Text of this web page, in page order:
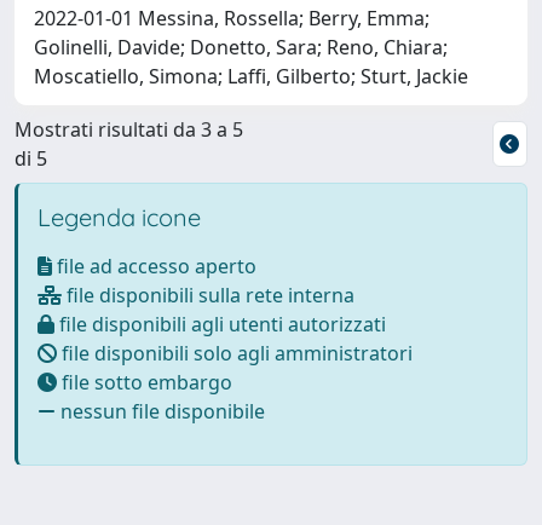
2022-01-01 Messina, Rossella; Berry, Emma;
Golinelli, Davide; Donetto, Sara; Reno, Chiara;
Moscatiello, Simona; Laffi, Gilberto; Sturt, Jackie
Mostrati risultati da 3 a 5
di 5
Legenda icone
file ad accesso aperto
file disponibili sulla rete interna
file disponibili agli utenti autorizzati
file disponibili solo agli amministratori
file sotto embargo
nessun file disponibile